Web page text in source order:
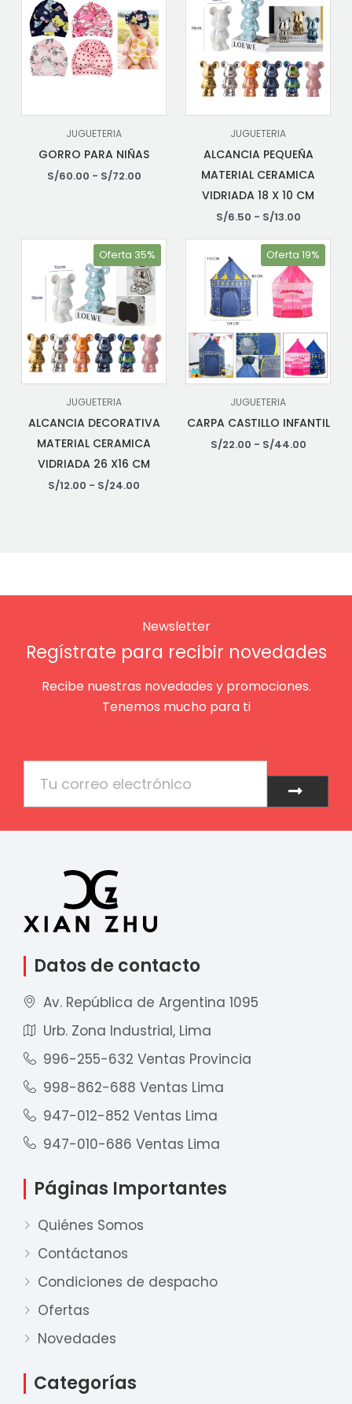
JUGUETERIA
GORRO PARA NIÑAS
S/60.00 - S/72.00
JUGUETERIA
ALCANCIA PEQUEÑA
MATERIAL CERAMICA
VIDRIADA 18 X 10 CM
S/6.50 - S/13.00
Oferta 35%
JUGUETERIA
ALCANCIA DECORATIVA
MATERIAL CERAMICA
VIDRIADA 26 X16 CM
S/12.00 - S/24.00
Oferta 19%
JUGUETERIA
CARPA CASTILLO INFANTIL
S/22.00 - S/44.00
Newsletter
Regístrate para recibir novedades
Recibe nuestras novedades y promociones.
Tenemos mucho para ti
Enviar
Datos de contacto
Av. República de Argentina 1095
Urb. Zona Industrial, Lima
996-255-632 Ventas Provincia
998-862-688 Ventas Lima
947-012-852 Ventas Lima
947-010-686 Ventas Lima
Páginas Importantes
Quiénes Somos
Contáctanos
Condiciones de despacho
Ofertas
Novedades
Categorías
para responder a sus preguntas. ¡Lo